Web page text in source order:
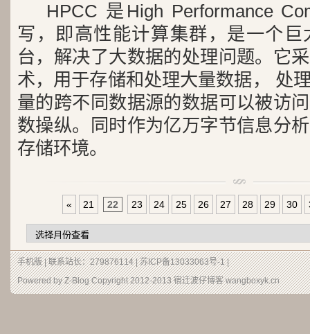
HPCC 是High Performance
写，即高性能计算集群，是一个
台，解决了大数据的处理问题。它
术，用于存储和处理大量数据， 处
量的跨不同数据源的数据可以被访
数操纵。同时作为亿万字节信息分
存储环境。
« 21 22 23 24 25 26 27 28 29 30
手机版| 联系站长：279876114 |苏ICP备13033063号-1|
Powered by Z-Blog Copyright 2012-2013宿迁波仔博客wangboxyk.cn